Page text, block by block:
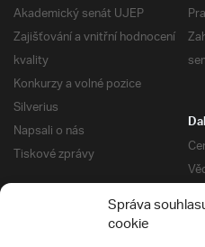
Správa
cookie
Akademický senát UJEP
Zajišťování a vnitřní hodnocení
kvality
Konkurzy a volné pozice
Silverius
Napsali o nás
Tiskové zprávy